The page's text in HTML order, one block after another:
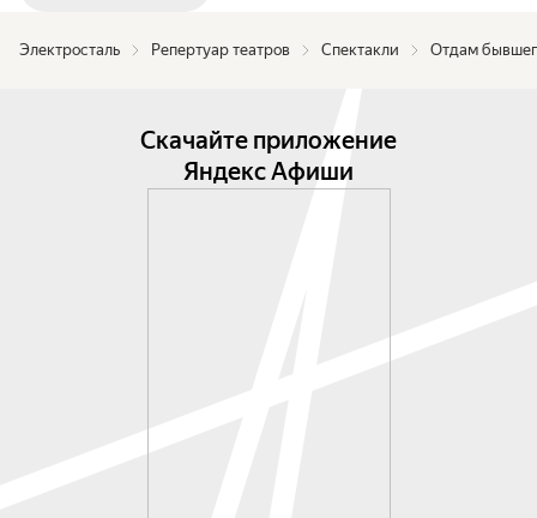
Электросталь Репертуар театров Спектакли Отдам
Скачайте приложение
Яндекс Афиши